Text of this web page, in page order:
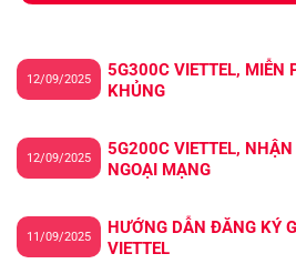
5G300C VIETTEL, MIỄN
KHỦNG
12/09/2025
5G200C VIETTEL, NHẬN
NGOẠI MẠNG
12/09/2025
HƯỚNG DẪN ĐĂNG KÝ
VIETTEL
11/09/2025